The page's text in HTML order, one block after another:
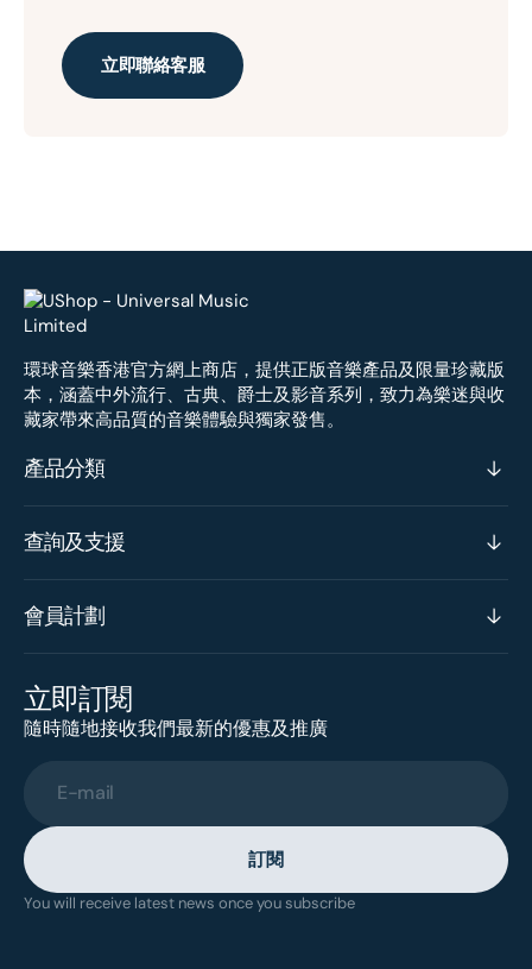
立即聯絡客服
環球音樂香港官方網上商店，提供正版音樂產品及限量珍藏版
本，涵蓋中外流行、古典、爵士及影音系列，致力為樂迷與收
藏家帶來高品質的音樂體驗與獨家發售。
產品分類
查詢及支援
會員計劃
立即訂閱
隨時隨地接收我們最新的優惠及推廣
E-mail
訂閱
You will receive latest news once you subscribe